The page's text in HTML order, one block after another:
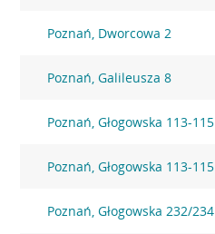
Poznań, Dworcowa 2
Poznań, Galileusza 8
Poznań, Głogowska 113-115
Poznań, Głogowska 113-115
Poznań, Głogowska 232/234